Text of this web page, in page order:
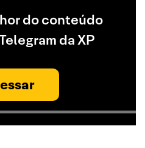
do conteúdo
da XP